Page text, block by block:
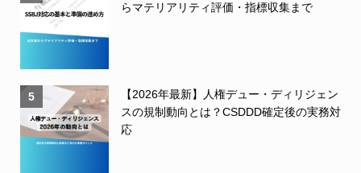
らマテリアリティ評価・指標収集まで
5
【2026年最新】人権デュー・ディリジェン
スの規制動向とは？CSDDD確定後の実務対
応